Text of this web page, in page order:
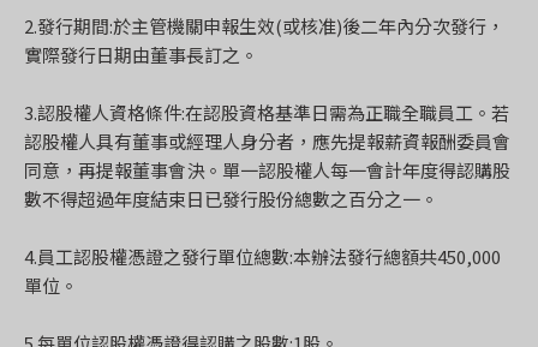
2.發行期間:於主管機關申報生效(或核准)後二年內分次發行，
實際發行日期由董事長訂之。
3.認股權人資格條件:在認股資格基準日需為正職全職員工。若
認股權人具有董事或經理人身分者，應先提報薪資報酬委員會
同意，再提報董事會決。單一認股權人每一會計年度得認購股
數不得超過年度結束日已發行股份總數之百分之一。
4.員工認股權憑證之發行單位總數:本辦法發行總額共450,000
單位。